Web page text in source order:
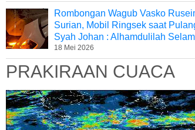
Rombongan Wagub Vasko
Surian, Mobil Ringsek saat
Syah Johan : Alhamdulilah
18 Mei 2026
PRAKIRAAN CUACA